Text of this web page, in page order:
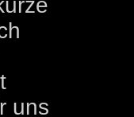
uns